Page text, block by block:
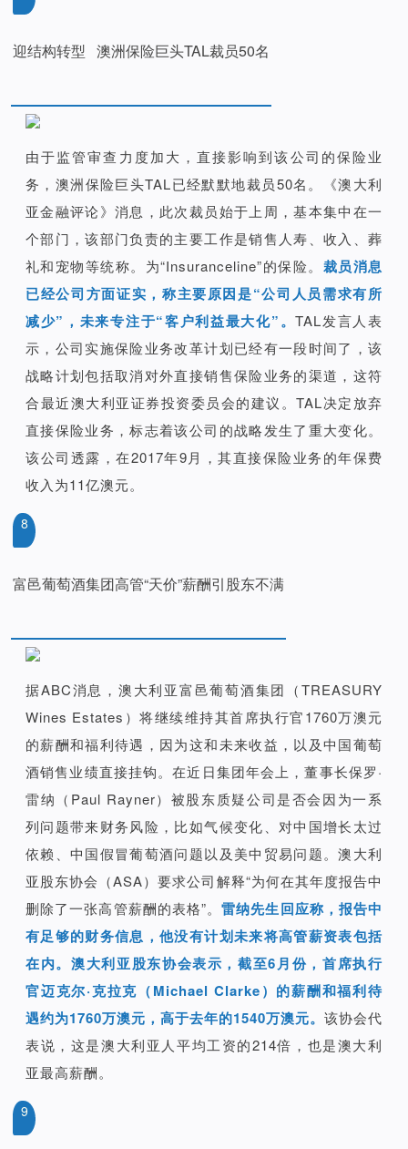
迎结构转型 澳洲保险巨头TAL裁员50名
由于监管审查力度加大，直接影响到该公司的保险业
务，澳洲保险巨头TAL已经默默地裁员50名。《澳大利
亚金融评论》消息，此次裁员始于上周，基本集中在一
个部门，该部门负责的主要工作是销售人寿、收入、葬
礼和宠物等统称。为“Insuranceline”的保险。 裁员消息
已经公司方面证实，称主要原因是“公司人员需求有所
减少”，未来专注于“客户利益最大化”。TAL发言人表
示，公司实施保险业务改革计划已经有一段时间了，该
战略计划包括取消对外直接销售保险业务的渠道，这符
合最近澳大利亚证券投资委员会的建议。TAL决定放弃
直接保险业务，标志着该公司的战略发生了重大变化。
该公司透露，在2017年9月，其直接保险业务的年保费
收入为11亿澳元。
8
富邑葡萄酒集团高管“天价”薪酬引股东不满
据ABC消息，澳大利亚富邑葡萄酒集团（TREASURY
Wines Estates）将继续维持其首席执行官1760万澳元
的薪酬和福利待遇，因为这和未来收益，以及中国葡萄
酒销售业绩直接挂钩。在近日集团年会上，董事长保罗·
雷纳（Paul Rayner）被股东质疑公司是否会因为一系
列问题带来财务风险，比如气候变化、对中国增长太过
依赖、中国假冒葡萄酒问题以及美中贸易问题。澳大利
亚股东协会（ASA）要求公司解释“为何在其年度报告中
删除了一张高管薪酬的表格”。雷纳先生回应称，报告中
有足够的财务信息，他没有计划未来将高管薪资表包括
在内。澳大利亚股东协会表示，截至6月份，首席执行
官迈克尔·克拉克（Michael Clarke）的薪酬和福利待
遇约为1760万澳元，高于去年的1540万澳元。 该协会代
表说，这是澳大利亚人平均工资的214倍，也是澳大利
亚最高薪酬。
9